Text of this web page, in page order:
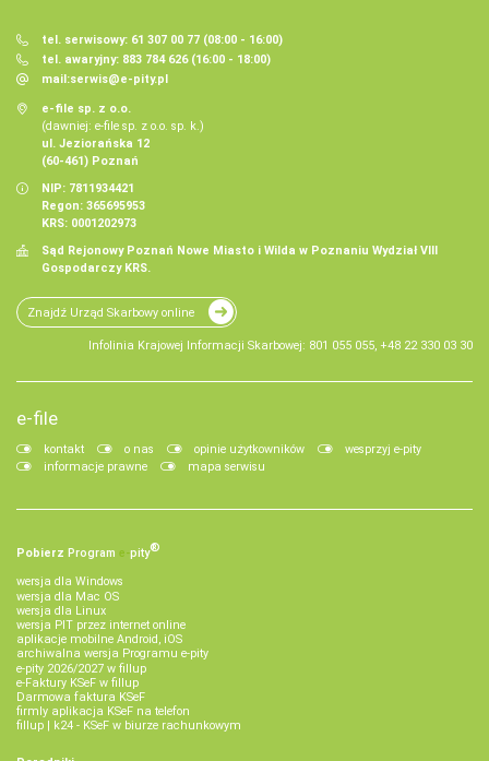
tel. serwisowy: 61 307 00 77 (08:00 - 16:00)
tel. awaryjny: 883 784 626 (16:00 - 18:00)
mail:serwis@e-pity.pl
e-file sp. z o.o.
(dawniej: e-file sp. z o.o. sp. k.)
ul. Jeziorańska 12
(60-461) Poznań
NIP: 7811934421
Regon: 365695953
KRS: 0001202973
Sąd Rejonowy Poznań Nowe Miasto i Wilda w Poznaniu Wydział VIII
Gospodarczy KRS.
Znajdź Urząd Skarbowy online
Infolinia Krajowej Informacji Skarbowej: 801 055 055, +48 22 330 03 30
e-file
kontakt o nas opinie użytkowników
wesprzyj e-pity
informacje prawne
mapa serwisu
Pobierz Program e‑pity®
wersja dla Windows
wersja dla Mac OS
wersja dla Linux
wersja PIT przez internet online
aplikacje mobilne Android, iOS
archiwalna wersja Programu e-pity
e-pity 2026/2027 w fillup
e‑Faktury KSeF w fillup
Darmowa faktura KSeF
firmly aplikacja KSeF na telefon
fillup | k24 - KSeF w biurze rachunkowym